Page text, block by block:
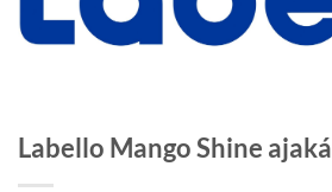
Labello Mango Shine